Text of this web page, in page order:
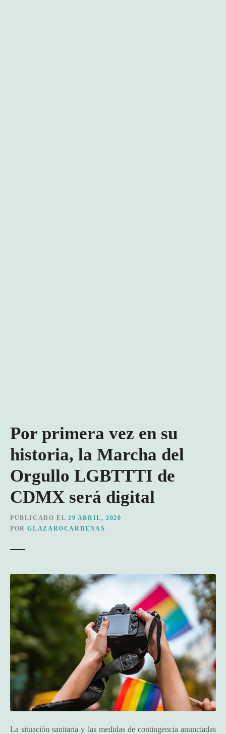
Por primera vez en su
historia, la Marcha del
Orgullo LGBTTTI de
CDMX será digital
PUBLICADO EL 29 ABRIL, 2020
POR
GLAZAROCARDENAS
La situación sanitaria y las medidas de contingencia anunciadas